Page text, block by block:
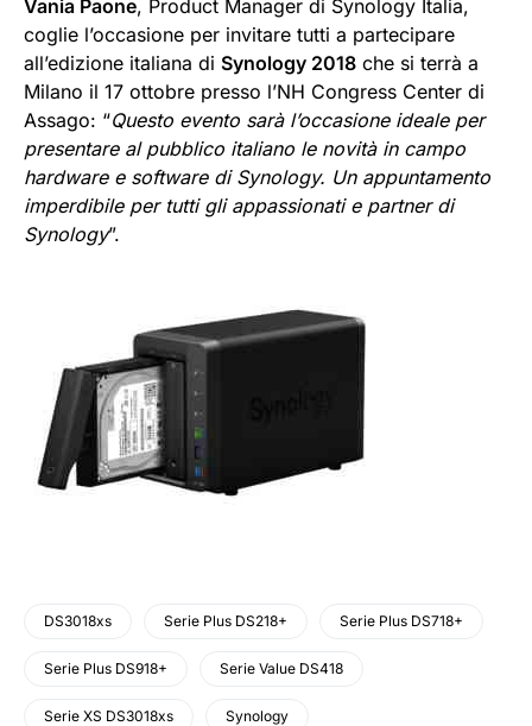
Vania Paone, Product Manager di Synology Italia,
coglie l’occasione per invitare tutti a partecipare
all’edizione italiana di Synology 2018 che si terrà a
Milano il 17 ottobre presso l’NH Congress Center di
Assago: “Questo evento sarà l’occasione ideale per
presentare al pubblico italiano le novità in campo
hardware e software di Synology. Un appuntamento
imperdibile per tutti gli appassionati e partner di
Synology”.
DS3018xs Serie Plus DS218+ Serie Plus DS718+
Serie Plus DS918+ Serie Value DS418
Serie XS DS3018xs Synology